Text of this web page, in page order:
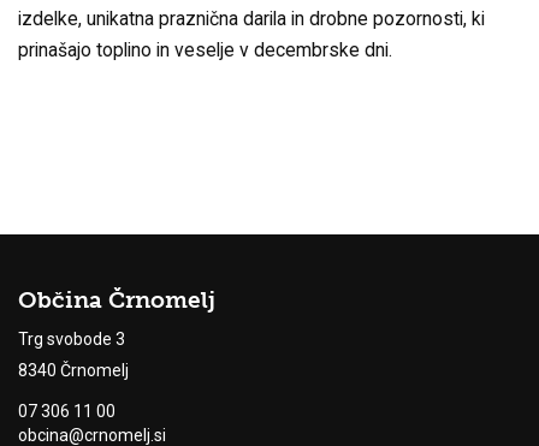
izdelke, unikatna praznična darila in drobne pozornosti, ki
prinašajo toplino in veselje v decembrske dni.
Občina Črnomelj
Trg svobode 3
8340 Črnomelj
07 306 11 00
obcina@crnomelj.si